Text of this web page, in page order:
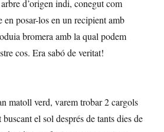
d’origen indi, conegut com
en posar-los en un recipient amb
bromera amb la qual podem
cos. Era sabó de veritat!
matoll verd, varem trobar 2 cargols
buscant el sol després de tants dies de